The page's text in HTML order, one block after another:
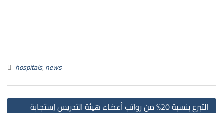
hospitals,news
التبرع بنسبة 20% من رواتب أعضاء هيئة التدريس اِستجابة